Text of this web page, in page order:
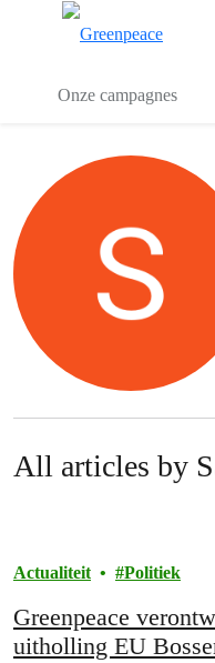
Onze campagnes
All articles by
Actualiteit Politiek
Greenpeace
uitholling EU